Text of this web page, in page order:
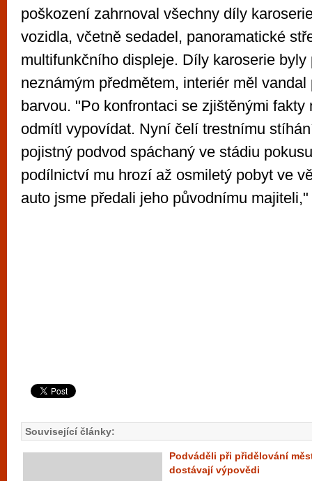
poškození zahrnoval všechny díly
vozidla, včetně sedadel, panoramatické
multifunkčního displeje. Díly karoserie byly
neznámým předmětem, interiér měl
barvou. "Po konfrontaci se zjištěnými fakty
odmítl vypovídat. Nyní čelí trestnímu
pojistný podvod spáchaný ve stádiu
podílnictví mu hrozí až osmiletý pobyt ve
auto jsme předali jeho původnímu
Související články:
Podváděli při přidělování
dostávají výpovědi